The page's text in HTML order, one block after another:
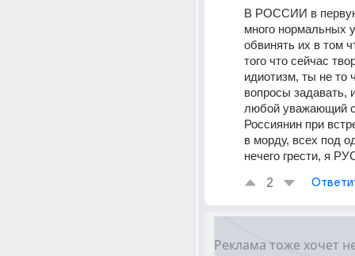
В РОССИИ в
много нормальных
обвинять их в том
того что сейчас
идиотизм, ты не то
вопросы задавать,
любой уважающий
Россиянин при
в морду, всех под
нечего грести, я
2